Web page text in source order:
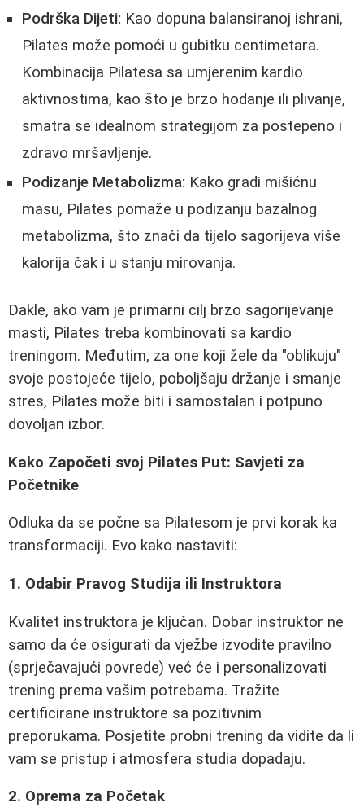
Podrška Dijeti: Kao dopuna balansiranoj ishrani,
Pilates može pomoći u gubitku centimetara.
Kombinacija Pilatesa sa umjerenim kardio
aktivnostima, kao što je brzo hodanje ili plivanje,
smatra se idealnom strategijom za postepeno i
zdravo mršavljenje.
Podizanje Metabolizma: Kako gradi mišićnu
masu, Pilates pomaže u podizanju bazalnog
metabolizma, što znači da tijelo sagorijeva više
kalorija čak i u stanju mirovanja.
Dakle, ako vam je primarni cilj brzo sagorijevanje
masti, Pilates treba kombinovati sa kardio
treningom. Međutim, za one koji žele da "oblikuju"
svoje postojeće tijelo, poboljšaju držanje i smanje
stres, Pilates može biti i samostalan i potpuno
dovoljan izbor.
Kako Započeti svoj Pilates Put: Savjeti za
Početnike
Odluka da se počne sa Pilatesom je prvi korak ka
transformaciji. Evo kako nastaviti:
1. Odabir Pravog Studija ili Instruktora
Kvalitet instruktora je ključan. Dobar instruktor ne
samo da će osigurati da vježbe izvodite pravilno
(sprječavajući povrede) već će i personalizovati
trening prema vašim potrebama. Tražite
certificirane instruktore sa pozitivnim
preporukama. Posjetite probni trening da vidite da li
vam se pristup i atmosfera studia dopadaju.
2. Oprema za Početak